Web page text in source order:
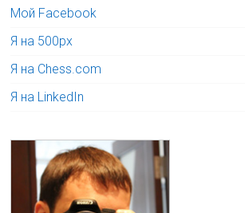
Мой Facebook
Я на 500px
Я на Chess.com
Я на LinkedIn